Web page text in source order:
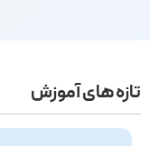
تازه های آموزش